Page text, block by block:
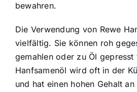
bewahren.
Die Verwendung von Rewe
vielfältig. Sie können roh
gemahlen oder zu Öl gepresst
Hanfsamenöl wird oft in der
und hat einen hohen Gehalt